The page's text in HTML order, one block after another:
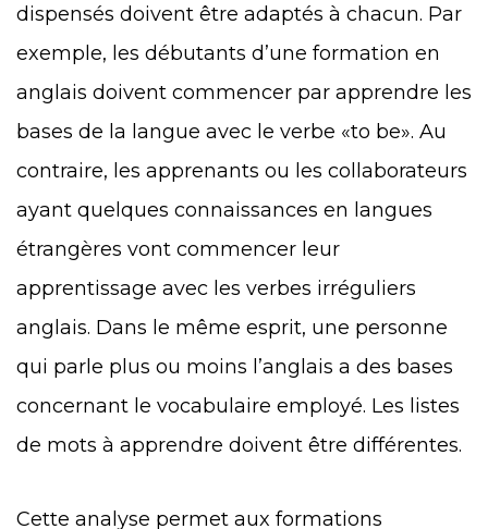
dispensés doivent être adaptés à chacun. Par
exemple, les débutants d’une formation en
anglais doivent commencer par apprendre les
bases de la langue avec le verbe «to be». Au
contraire, les apprenants ou les collaborateurs
ayant quelques connaissances en langues
étrangères vont commencer leur
apprentissage avec les verbes irréguliers
anglais. Dans le même esprit, une personne
qui parle plus ou moins l’anglais a des bases
concernant le vocabulaire employé. Les listes
de mots à apprendre doivent être différentes.
Cette analyse permet aux formations